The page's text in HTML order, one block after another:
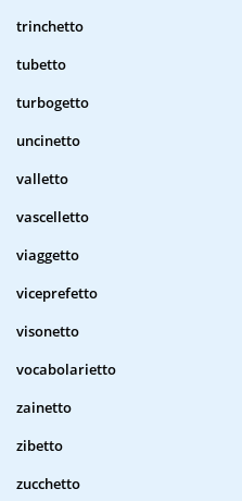
trinchetto
tubetto
turbogetto
uncinetto
valletto
vascelletto
viaggetto
viceprefetto
visonetto
vocabolarietto
zainetto
zibetto
zucchetto